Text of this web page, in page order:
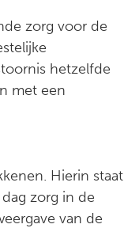
zorg voor de
hetzelfde
met een
Hierin staat
zorg in de
van de